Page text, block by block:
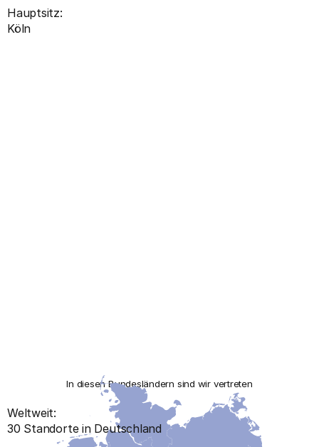
Hauptsitz:
Köln
In diesen Bundesländern sind wir vertreten
Weltweit:
30 Standorte in Deutschland